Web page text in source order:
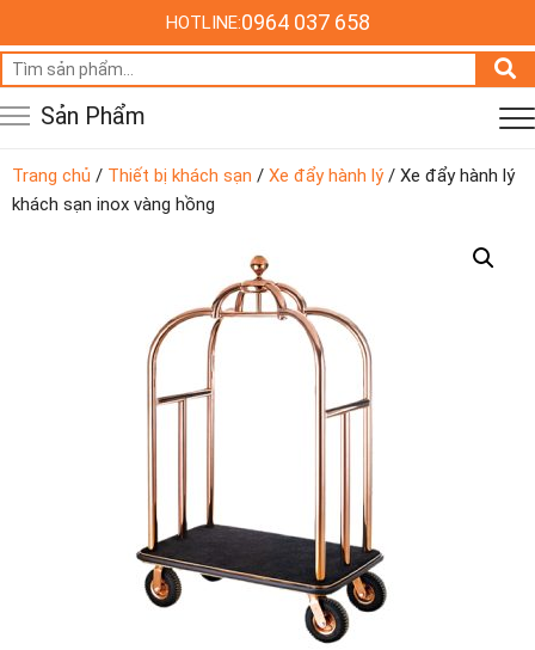
HOTLINE:0964 037 658
Tìm
kiếm:
Sản Phẩm
Trang chủ / Thiết bị khách sạn / Xe đẩy hành lý/ Xe đẩy hành lý
khách sạn inox vàng hồng